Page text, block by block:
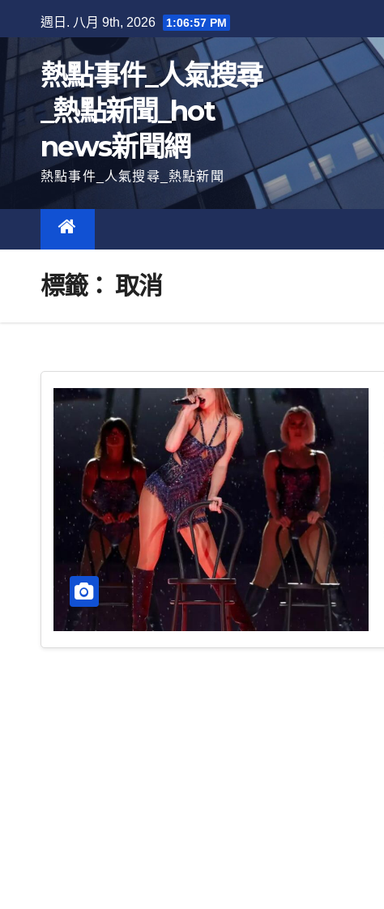
至
內
週日. 八月 9th, 2026 1:06:58 PM
熱點事件_人氣搜尋
_熱點新聞_hot
news新聞網
熱點事件_人氣搜尋_熱點新聞
標籤： 取消